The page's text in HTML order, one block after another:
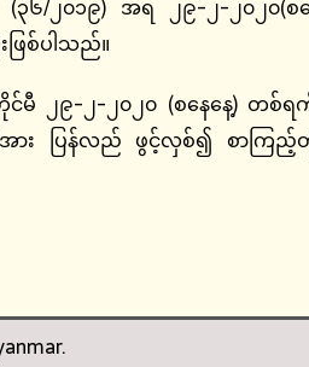
/၂၀၁၉) အရ ၂၉-၂-၂၀၂၀(စနေ
ြစ်ပါသည်။
မီ ၂၉-၂-၂၀၂၀ (စနေနေ့) တစ်
း ပြန်လည် ဖွင့်လှစ်၍ စာကြည့်တို